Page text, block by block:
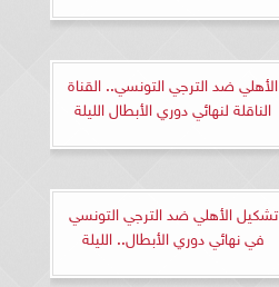
الأهلي ضد الترجي التونسي.. القناة
الناقلة لنهائي دوري الأبطال الليلة
تشكيل الأهلي ضد الترجي التونسي
في نهائي دوري الأبطال.. الليلة